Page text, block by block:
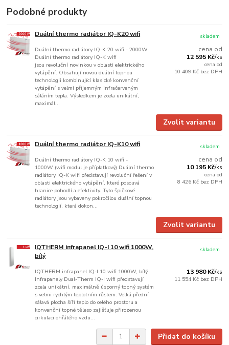
Podobné produkty
Duální thermo radiátor IQ-K20 wifi
Duální thermo radiátory IQ-K 20 wifi - 2000W
Duální thermo radiátory IQ-K wifi
jsou revoluční novinkou v oblasti elektrického
vytápění. Obsahují novou duální topnou
technologii kombinující klasické konvenční
vytápění s velmi příjemným infračerveným
sáláním tepla. Výsledkem je zcela unikátní,
maximál...
cena od
12 595 Kč/ks
cena od
10 409 Kč bez DPH
skladem
Zvolit variantu
Duální thermo radiátor IQ-K10 wifi
Duální thermo radiátory IQ-K 10 wifi -
1000W (wifi modul je příplatkový) Duální thermo
radiátory IQ-K wifi představují revoluční řešení v
oblasti elektrického vytápění, které posouvá
hranice pohodlí a efektivity. Tyto špičkové
radiátory jsou vybaveny pokročilou duální topnou
technologií, která dokon...
cena od
10 195 Kč/ks
cena od
8 426 Kč bez DPH
skladem
Zvolit variantu
IQTHERM infrapanel IQ-I 10 wifi 1000W,
bílý
IQTHERM infrapanel IQ-I 10 wifi 1000W, bílý
Infrapanely Dual-Therm IQ-I wifi představují
zcela unikátní, maximálně úsporný topný systém
s velmi rychlým teplotním růstem. Velká přední
sálavá plocha šíří teplo do celého prostoru a
konvenční topné těleso zajišťuje přirozenou
cirkulaci ohřátého vzdu...
13 980 Kč/ks
11 554 Kč bez DPH
skladem
Přidat do košíku